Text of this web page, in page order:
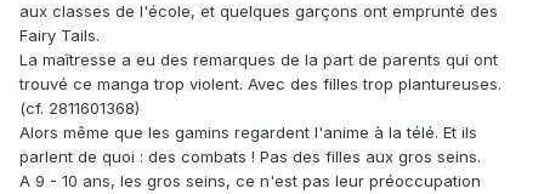
aux classes de l'école, et quelques garçons ont emprunté des
Fairy Tails.
La maîtresse a eu des remarques de la part de parents qui ont
trouvé ce manga trop violent. Avec des filles trop plantureuses.
(cf. 2811601368)
Alors même que les gamins regardent l'anime à la télé. Et ils
parlent de quoi : des combats ! Pas des filles aux gros seins.
A 9 - 10 ans, les gros seins, ce n'est pas leur préoccupation